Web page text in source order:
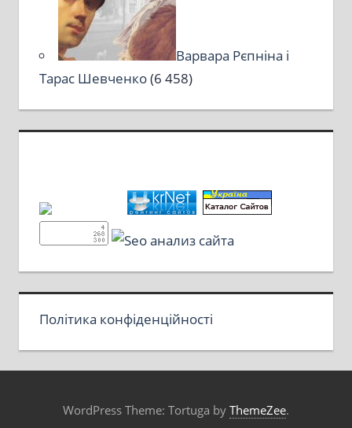
Варвара Рєпніна і
Тарас Шевченко(6 458)
Політика конфіденційності
WordPress Theme: Tortuga by ThemeZee.